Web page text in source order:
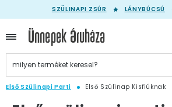
SZÜLINAPI ZSÚR LÁNYBÚCSÚ
Első Szülinapi Parti Első Szülinap Kisfiúknak